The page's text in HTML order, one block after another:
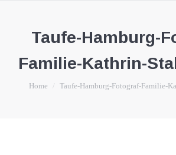
Taufe-Hamburg-
Familie-Kathrin-
You are here:
Home Taufe-Hamburg-Fotograf-Familie-